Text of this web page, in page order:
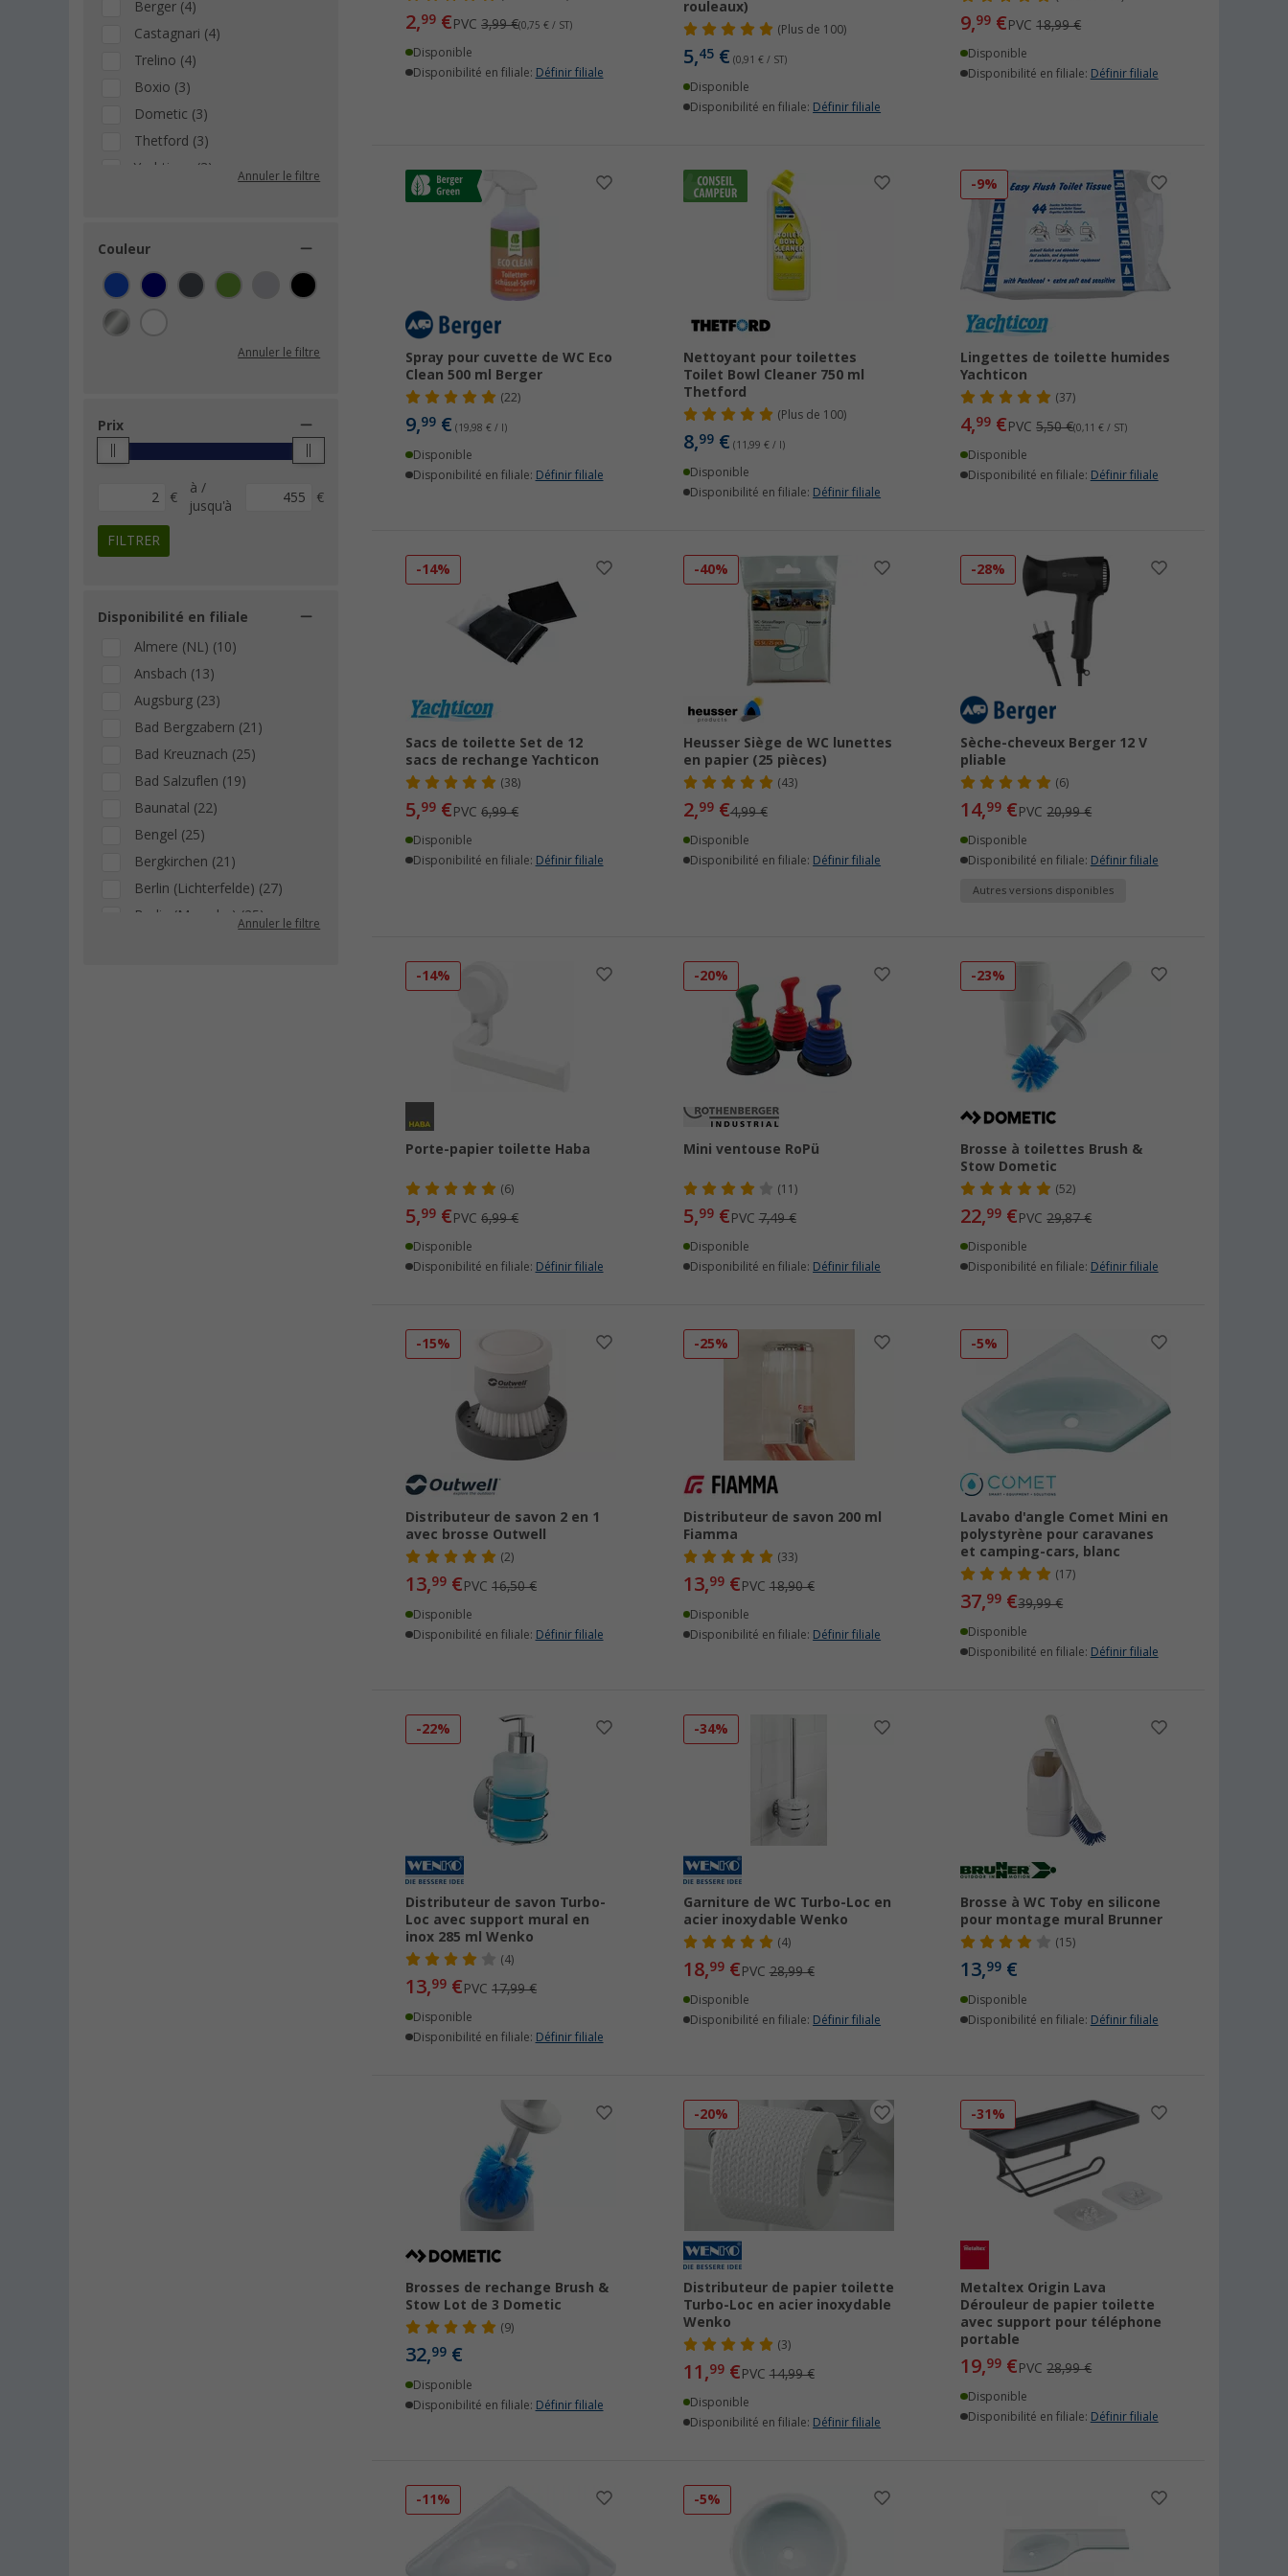
Berger (4)
Castagnari (4)
Trelino (4)
Boxio (3)
Dometic (3)
Thetford (3)
Yachticon (3)
Barwig (2)
Can (2)
Severin (2)
Haba (1)
Heusser (1)
koziol (1)
Layzee (1)
Reich (1)
Rothenberger (1)
Solbio (1)
Annuler le filtre
Couleur
Annuler le filtre
Prix
€
à /
jusqu'à
€
FILTRER
Disponibilité en filiale
Almere (NL) (10)
Ansbach (13)
Augsburg (23)
Bad Bergzabern (21)
Bad Kreuznach (25)
Bad Salzuflen (19)
Baunatal (22)
Bengel (25)
Bergkirchen (21)
Berlin (Lichterfelde) (27)
Berlin (Marzahn) (25)
Annuler le filtre
2,99 €PVC3,99 €(0,75 € / ST)
Disponible
Disponibilité en filiale: Définir filiale
rouleaux)
( Plus de 100)
5,45€ (0,91 € / ST)
Disponible
Disponibilité en filiale: Définir filiale
9,99 €PVC18,99 €
Disponible
Disponibilité en filiale: Définir filiale
Spray pour cuvette de WC Eco
Clean 500 ml Berger
(22)
9,99 € (19,98 € / l)
Disponible
Disponibilité en filiale: Définir filiale
Nettoyant pour toilettes
Toilet Bowl Cleaner 750 ml
Thetford
( Plus de 100)
8,99€ (11,99 € / l)
Disponible
Disponibilité en filiale: Définir filiale
-9%
Lingettes de toilette humides
Yachticon
(37)
4,99 €PVC5,50 €(0,11 € / ST)
Disponible
Disponibilité en filiale: Définir filiale
-14%
Sacs de toilette Set de 12
sacs de rechange Yachticon
(38)
5,99 €PVC6,99 €
Disponible
Disponibilité en filiale: Définir filiale
-40%
Heusser Siège de WC lunettes
en papier (25 pièces)
(43)
2,99€4,99 €
Disponible
Disponibilité en filiale: Définir filiale
-28%
Sèche-cheveux Berger 12 V
pliable
(6)
14,99 €PVC20,99 €
Disponible
Disponibilité en filiale: Définir filiale
Autres versions disponibles
-14%
Porte-papier toilette Haba
(6)
5,99 €PVC6,99 €
Disponible
Disponibilité en filiale: Définir filiale
-20%
Mini ventouse RoPü
(11)
5,99€PVC7,49 €
Disponible
Disponibilité en filiale: Définir filiale
-23%
Brosse à toilettes Brush &
Stow Dometic
(52)
22,99 €PVC29,87 €
Disponible
Disponibilité en filiale: Définir filiale
-15%
Distributeur de savon 2 en 1
avec brosse Outwell
(2)
13,99 €PVC16,50 €
Disponible
Disponibilité en filiale: Définir filiale
-25%
Distributeur de savon 200 ml
Fiamma
(33)
13,99€PVC18,90 €
Disponible
Disponibilité en filiale: Définir filiale
-5%
Lavabo d'angle Comet Mini en
polystyrène pour caravanes
et camping-cars, blanc
(17)
37,99 €39,99 €
Disponible
Disponibilité en filiale: Définir filiale
-22%
Distributeur de savon Turbo-
Loc avec support mural en
inox 285 ml Wenko
(4)
13,99 €PVC17,99 €
Disponible
Disponibilité en filiale: Définir filiale
-34%
Garniture de WC Turbo-Loc en
acier inoxydable Wenko
(4)
18,99€PVC28,99 €
Disponible
Disponibilité en filiale: Définir filiale
Brosse à WC Toby en silicone
pour montage mural Brunner
(15)
13,99 €
Disponible
Disponibilité en filiale: Définir filiale
Brosses de rechange Brush &
Stow Lot de 3 Dometic
(9)
32,99 €
Disponible
Disponibilité en filiale: Définir filiale
-20%
Distributeur de papier toilette
Turbo-Loc en acier inoxydable
Wenko
(3)
11,99€PVC14,99 €
Disponible
Disponibilité en filiale: Définir filiale
-31%
Metaltex Origin Lava
Dérouleur de papier toilette
avec support pour téléphone
portable
19,99 €PVC28,99 €
Disponible
Disponibilité en filiale: Définir filiale
-11% -5%